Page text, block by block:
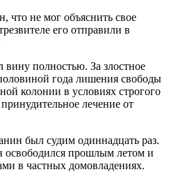
что не мог объяснить свое
его отправили в
полностью. За злостное
года лишения свободы
колонии в условиях строгого
лечение от
был судим одиннадцать раз.
прошлым летом и
в частных домовладениях.